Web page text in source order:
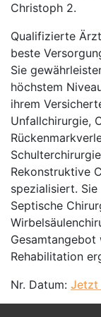
Christoph 2.
Qualifizierte
beste
Sie
höchstem
ihrem
Unfallchirurgie,
Rekonstruktive
spezialisiert.
Septische
Rehabilitation
Nr. Datum: Jetzt